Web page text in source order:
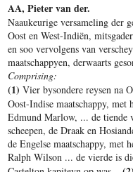
AA, Pieter van der.
Naaukeurige versameling der
Oost en West-Indiën,
en soo vervolgens van
maatschappyen, derwaarts
Comprising:
(1) Vier bysondere reysen na
Oost-Indise maatschappy, met
Edmund Marlow, ... de tiende
scheepen, de Draak en
de Engelse maatschappy, met
Ralph Wilson ... de vierde is